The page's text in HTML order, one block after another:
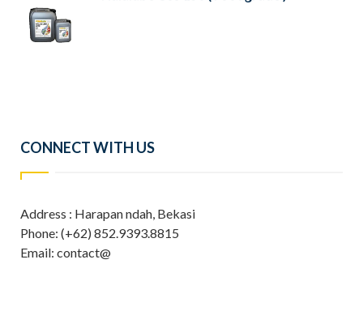
CONNECT WITH US
Address : Harapan ndah, Bekasi
Phone: (+62) 852.9393.8815
Email: contact@